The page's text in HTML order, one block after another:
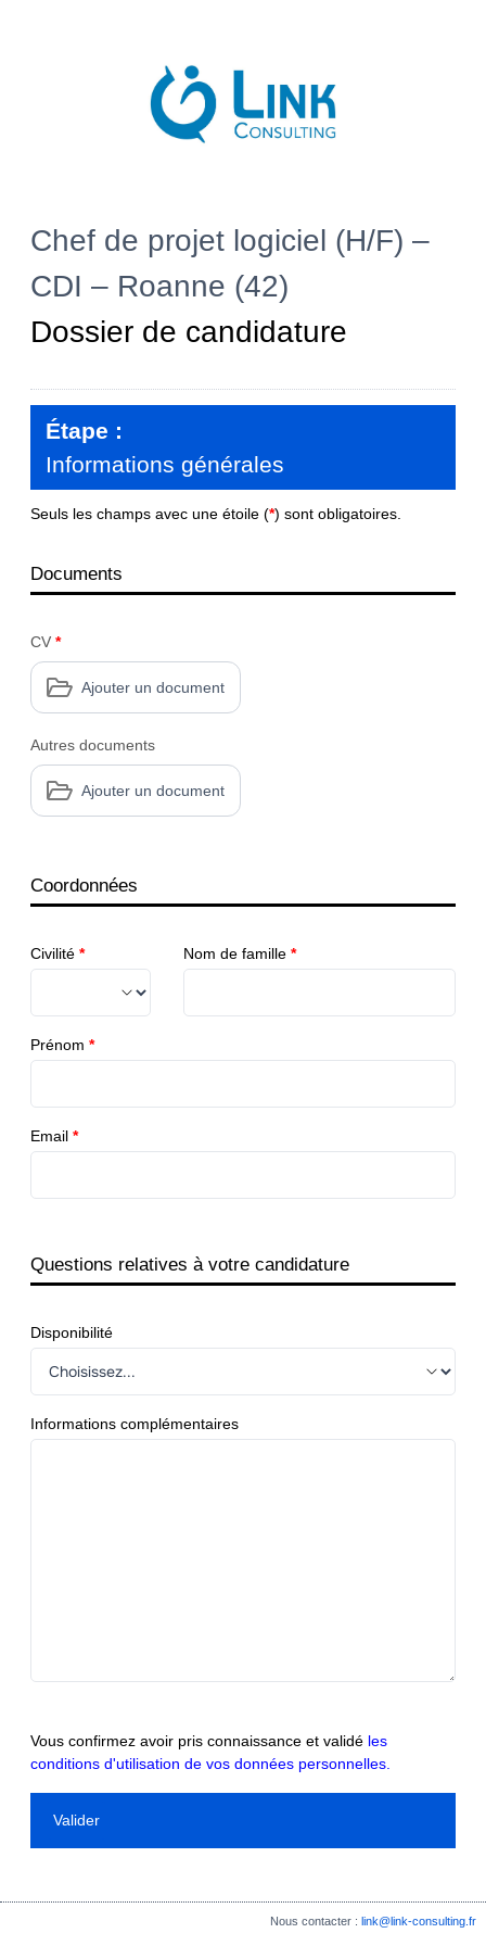
Chef de projet logiciel (H/F) –
CDI – Roanne (42)
Dossier de candidature
Étape :
Informations générales
Seuls les champs avec une étoile (*) sont obligatoires.
Documents
CV *
Ajouter un document
Autres documents
Ajouter un document
Coordonnées
Civilité * Nom de famille *
Prénom *
Email *
Questions relatives à votre candidature
Disponibilité
Informations complémentaires
Vous confirmez avoir pris connaissance et validé les
conditions d'utilisation de vos données personnelles.
Nous contacter :link@link-consulting.fr